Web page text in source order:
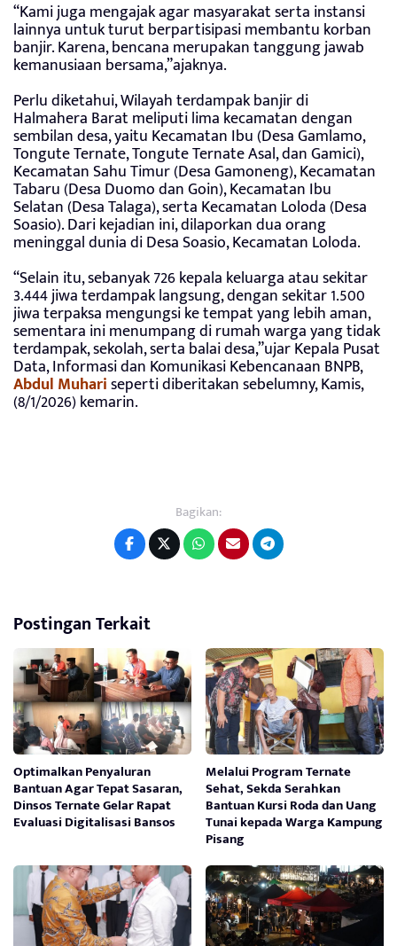
“Kami juga mengajak agar masyarakat serta instansi
lainnya untuk turut berpartisipasi membantu korban
banjir. Karena, bencana merupakan tanggung jawab
kemanusiaan bersama,”ajaknya.
Perlu diketahui, Wilayah terdampak banjir di
Halmahera Barat meliputi lima kecamatan dengan
sembilan desa, yaitu Kecamatan Ibu (Desa Gamlamo,
Tongute Ternate, Tongute Ternate Asal, dan Gamici),
Kecamatan Sahu Timur (Desa Gamoneng), Kecamatan
Tabaru (Desa Duomo dan Goin), Kecamatan Ibu
Selatan (Desa Talaga), serta Kecamatan Loloda (Desa
Soasio). Dari kejadian ini, dilaporkan dua orang
meninggal dunia di Desa Soasio, Kecamatan Loloda.
“Selain itu, sebanyak 726 kepala keluarga atau sekitar
3.444 jiwa terdampak langsung, dengan sekitar 1.500
jiwa terpaksa mengungsi ke tempat yang lebih aman,
sementara ini menumpang di rumah warga yang tidak
terdampak, sekolah, serta balai desa,”ujar Kepala Pusat
Data, Informasi dan Komunikasi Kebencanaan BNPB,
Abdul Muhariseperti diberitakan sebelumny, Kamis,
(8/1/2026) kemarin.
Bagikan:
Postingan Terkait
Optimalkan Penyaluran
Bantuan Agar Tepat Sasaran,
Dinsos Ternate Gelar Rapat
Evaluasi Digitalisasi Bansos
Melalui Program Ternate
Sehat, Sekda Serahkan
Bantuan Kursi Roda dan Uang
Tunai kepada Warga Kampung
Pisang